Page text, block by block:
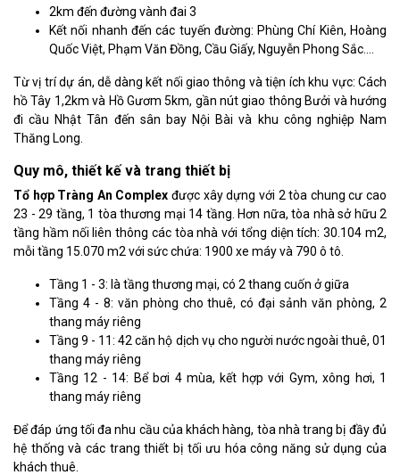
2km đến đường vành đai 3
Kết nối nhanh đến các tuyến đường: Phùng Chí Kiên, Hoàng
Quốc Việt, Phạm Văn Đồng, Cầu Giấy, Nguyễn Phong Sắc….
Từ vị trí dự án, dễ dàng kết nối giao thông và tiện ích khu vực: Cách
hồ Tây 1,2km và Hồ Gươm 5km, gần nút giao thông Bưởi và hướng
đi cầu Nhật Tân đến sân bay Nội Bài và khu công nghiệp Nam
Thăng Long.
Quy mô, thiết kế và trang thiết bị
Tổ hợp Tràng An Complex được xây dựng với 2 tòa chung cư cao
23 - 29 tầng, 1 tòa thương mại 14 tầng. Hơn nữa, tòa nhà sở hữu 2
tầng hầm nối liên thông các tòa nhà với tổng diện tích: 30.104 m2,
mỗi tầng 15.070 m2 với sức chứa: 1900 xe máy và 790 ô tô.
Tầng 1 - 3: là tầng thương mại, có 2 thang cuốn ở giữa
Tầng 4 - 8: văn phòng cho thuê, có đại sảnh văn phòng, 2
thang máy riêng
Tầng 9 - 11: 42 căn hộ dịch vụ cho người nước ngoài thuê, 01
thang máy riêng
Tầng 12 - 14: Bể bơi 4 mùa, kết hợp với Gym, xông hơi, 1
thang máy riêng
Để đáp ứng tối đa nhu cầu của khách hàng, tòa nhà trang bị đầy đủ
hệ thống và các trang thiết bị tối ưu hóa công năng sử dụng của
khách thuê.